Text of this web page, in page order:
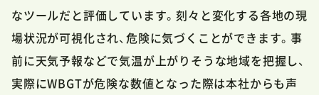
なツールだと評価しています。刻々と変化する各地の現
場状況が可視化され、危険に気づくことができます。事
前に天気予報などで気温が上がりそうな地域を把握し、
実際にWBGTが危険な数値となった際は本社からも声